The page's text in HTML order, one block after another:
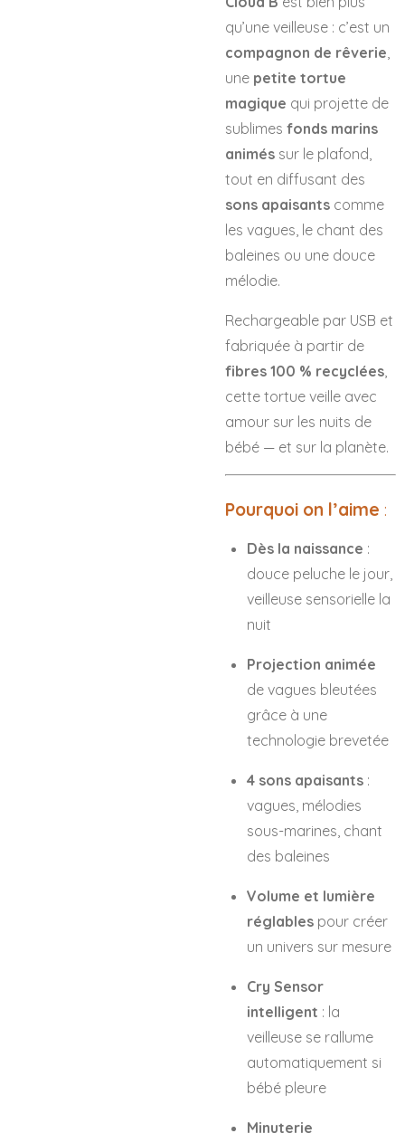
qu’une veilleuse : c’est un
compagnon de rêverie,
une petite tortue
magique qui projette de
sublimes fonds marins
animés sur le plafond,
tout en diffusant des
sons apaisants comme
les vagues, le chant des
baleines ou une douce
mélodie.
Rechargeable par USB et
fabriquée à partir de
fibres 100 % recyclées,
cette tortue veille avec
amour sur les nuits de
bébé — et sur la planète.
Pourquoi on l’aime :
Dès la naissance :
douce peluche le jour,
veilleuse sensorielle la
nuit
Projection animée
de vagues bleutées
grâce à une
technologie brevetée
4 sons apaisants :
vagues, mélodies
sous-marines, chant
des baleines
Volume et lumière
réglables pour créer
un univers sur mesure
Cry Sensor
intelligent : la
veilleuse se rallume
automatiquement si
bébé pleure
Minuterie